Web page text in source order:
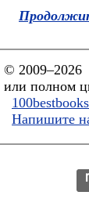
© 2009–2026
или полном
Напишите